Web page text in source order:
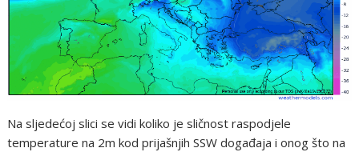
Na sljedećoj slici se vidi koliko je sličnost raspodjele
temperature na 2m kod prijašnjih SSW događaja i onog što na